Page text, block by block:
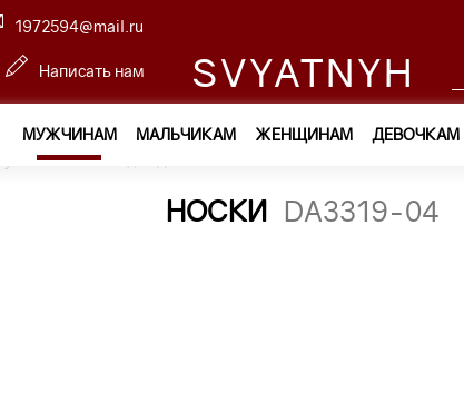
1972594@mail.ru
Написать нам SVYATNYH
МУЖЧИНАМ МАЛЬЧИКАМ ЖЕНЩИНАМ ДЕВОЧКАМ
Мужчинам —
НОСКИ DA3319-04